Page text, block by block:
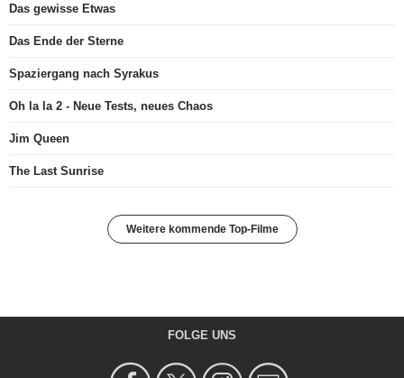
Das gewisse Etwas
Das Ende der Sterne
Spaziergang nach Syrakus
Oh la la 2 - Neue Tests, neues Chaos
Jim Queen
The Last Sunrise
Weitere kommende Top-Filme
FOLGE UNS